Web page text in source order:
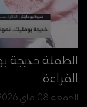
الطفلة خديجة
القراءة
الجمعة 08 ماي 2026